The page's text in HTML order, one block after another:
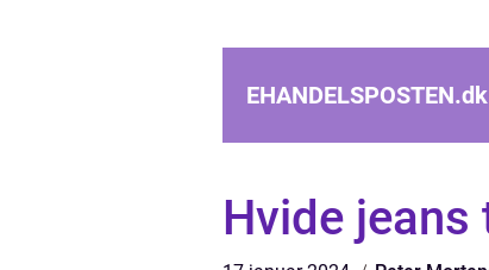
EHANDELSPOSTEN.dk
Hvide